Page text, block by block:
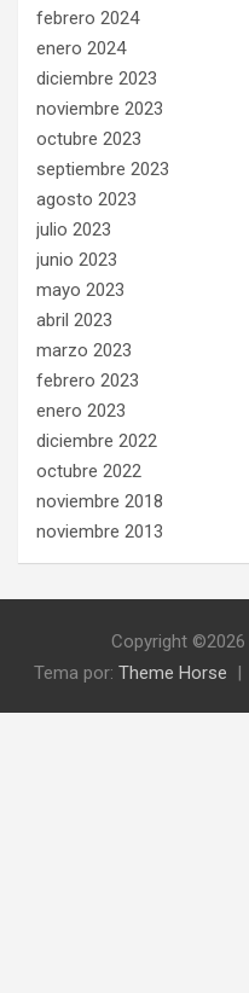
febrero 2024
enero 2024
diciembre 2023
noviembre 2023
octubre 2023
septiembre 2023
agosto 2023
julio 2023
junio 2023
mayo 2023
abril 2023
marzo 2023
febrero 2023
enero 2023
diciembre 2022
octubre 2022
noviembre 2018
noviembre 2013
Copyright ©2026
Tema por: Theme Horse